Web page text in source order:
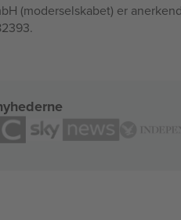
(moderselskabet) er